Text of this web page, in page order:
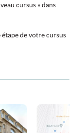
cursus » dans
étape de votre cursus